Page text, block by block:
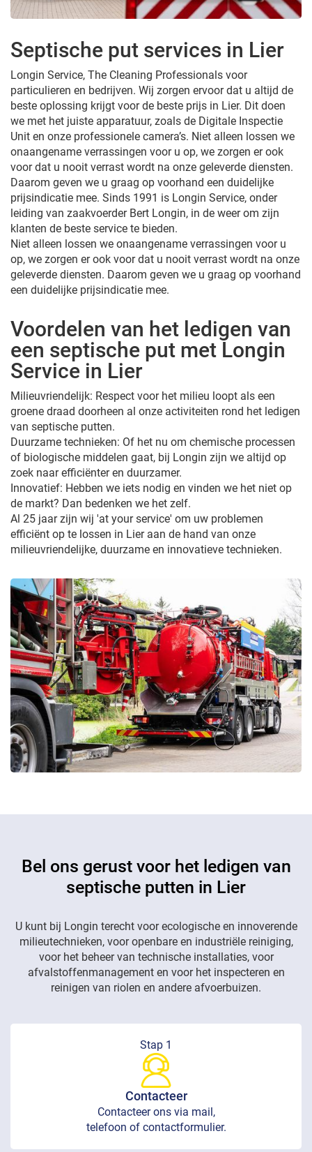
Septische put services in Lier
Longin Service, The Cleaning Professionals voor
particulieren en bedrijven. Wij zorgen ervoor dat u altijd de
beste oplossing krijgt voor de beste prijs in Lier. Dit doen
we met het juiste apparatuur, zoals de Digitale Inspectie
Unit en onze professionele camera’s. Niet alleen lossen we
onaangename verrassingen voor u op, we zorgen er ook
voor dat u nooit verrast wordt na onze geleverde diensten.
Daarom geven we u graag op voorhand een duidelijke
prijsindicatie mee. Sinds 1991 is Longin Service, onder
leiding van zaakvoerder Bert Longin, in de weer om zijn
klanten de beste service te bieden.
Niet alleen lossen we onaangename verrassingen voor u
op, we zorgen er ook voor dat u nooit verrast wordt na onze
geleverde diensten. Daarom geven we u graag op voorhand
een duidelijke prijsindicatie mee.
Voordelen van het ledigen van
een septische put met Longin
Service in Lier
Milieuvriendelijk: Respect voor het milieu loopt als een
groene draad doorheen al onze activiteiten rond het ledigen
van septische putten.
Duurzame technieken: Of het nu om chemische processen
of biologische middelen gaat, bij Longin zijn we altijd op
zoek naar efficiënter en duurzamer.
Innovatief: Hebben we iets nodig en vinden we het niet op
de markt? Dan bedenken we het zelf.
Al 25 jaar zijn wij 'at your service' om uw problemen
efficiënt op te lossen in Lier aan de hand van onze
milieuvriendelijke, duurzame en innovatieve technieken.
Bel ons gerust voor het ledigen van
septische putten in Lier
U kunt bij Longin terecht voor ecologische en innoverende
milieutechnieken, voor openbare en industriële reiniging,
voor het beheer van technische installaties, voor
afvalstoffenmanagement en voor het inspecteren en
reinigen van riolen en andere afvoerbuizen.
Stap 1
Contacteer
Contacteer ons via mail,
telefoon of contactformulier.